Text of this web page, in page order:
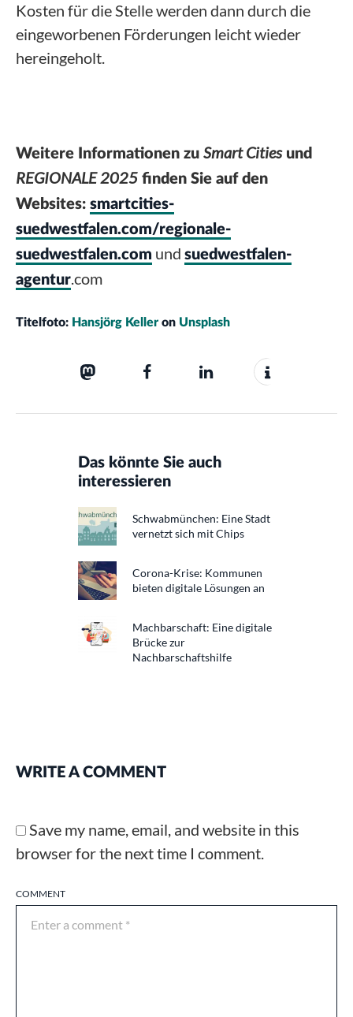
Kosten für die Stelle werden dann durch die
eingeworbenen Förderungen leicht wieder
hereingeholt.
Weitere Informationen zu Smart Citiesund
REGIONALE 2025 finden Sie auf den
Websites: smartcities-
suedwestfalen.com/regionale-
suedwestfalen.com und suedwestfalen-
agentur.com
Titelfoto: Hansjörg Keller on Unsplash
Das könnte Sie auch
interessieren
Schwabmünchen: Eine Stadt
vernetzt sich mit Chips
Corona-Krise: Kommunen
bieten digitale Lösungen an
Machbarschaft: Eine digitale
Brücke zur
Nachbarschaftshilfe
WRITE A COMMENT
COMMENT
Save my name, email, and website in this
browser for the next time I comment.